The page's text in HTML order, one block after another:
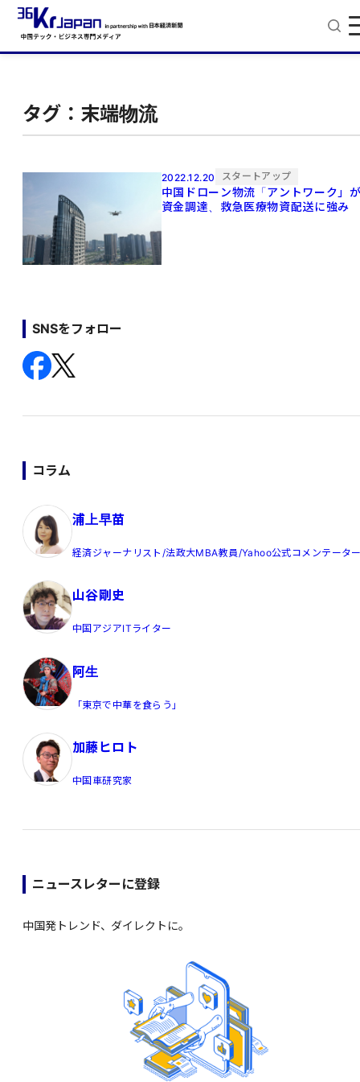
タグ：末端物流
2022.12.20 スタートアップ
中国ドローン物流「アントワーク」
資金調達、救急医療物資配送に強み
SNSをフォロー
コラム
浦上早苗
経済ジャーナリスト/法政大MBA教員/Yahoo公式コメンテータ
山谷剛史
中国アジアITライター
阿生
「東京で中華を食らう」
加藤ヒロト
中国車研究家
ニュースレターに登録
中国発トレンド、ダイレクトに。